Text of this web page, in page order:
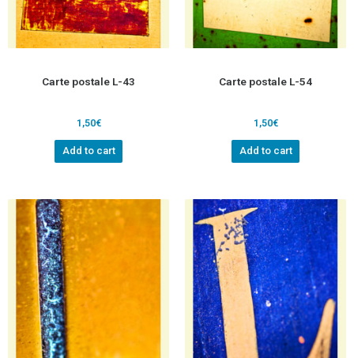
Carte postale L-43
1,50€
Add to cart
Carte postale L-54
1,50€
Add to cart